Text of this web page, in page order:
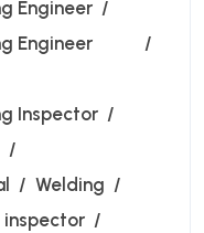
Engineer
Engineer
Inspector
Welding